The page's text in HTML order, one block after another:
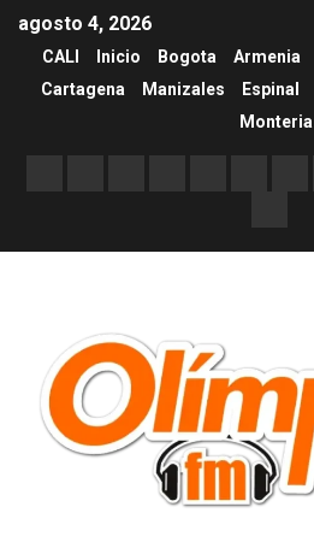
agosto 4, 2026
CALI Inicio Bogota Armenia
Cartagena
Manizales Espinal
Monteria